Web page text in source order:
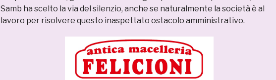
Samb ha scelto la via del silenzio, anche se naturalmente la società è al
lavoro per risolvere questo inaspettato ostacolo amministrativo.